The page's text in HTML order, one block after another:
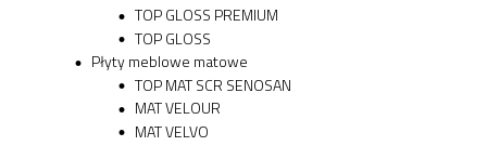
TOP GLOSS PREMIUM
TOP GLOSS
Płyty meblowe matowe
TOP MAT SCR SENOSAN
MAT VELOUR
MAT VELVO